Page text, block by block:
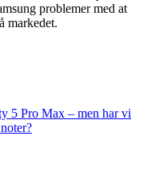
problemer med at
markedet.
5 Pro Max – men har vi